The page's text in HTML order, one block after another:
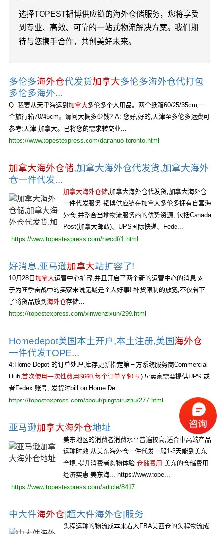
选择TOPEST韬博供应链的海外仓储服务，您将享受
到专业、高效、可靠的一站式物流解决方案。我们期
待与您携手合作，共创美好未来。
多伦多海外仓代发货加拿大多伦多海外仓代打包
多伦多海外...
Q: 我要从天津海运到 加拿大多伦多个人用品。两个纸箱60/25/35cm,一
个旅行箱70/45cm。请问大概多少钱? A: 您好,好的,天津至多伦多运费可
参考:天津-加拿大。已将您的需求转交业...
https://www.topestexpress.com/daifahuo-toronto.html
加拿大海外仓储,加拿大海外仓代发货,加拿大海外
仓一件代发...
加拿大海外仓储,加拿大海外仓代发货,加拿大海外仓
一件代发服务 韬博供应链在加拿大多伦多拥有自营海
外仓,并整合当地物流服务商的优势资源, 包括Canada
Post(加拿大邮政)、UPS国际快递、Fede...
https://www.topestexpress.com/hwcdf/1.html
好消息,亚马逊加拿大站扩容了!
10月28日 加拿大运营中心扩容,并且开启了两个新的运营中心的消息,对
于为旺季奋战中的卖家来说无疑是个大好事! 补货限制的放宽,不仅省下
了将货品放到 海外仓存储...
https://topestexpress.com/xinwenzixun/299.html
Homedepot美国本土开户,本土注册,美国海外仓
一件代发TOPE...
4:Home Depot 的订单处理,库存更新指定第三方系统服务商Commercial
Hub,首次使用一次性费用$660,每个订单￥$0.5 ) 5:卖家需要提供UPS 或
者Fedex 账号, 发货时bill on Home De...
https://topestexpress.com/about/pingtairuzhu/277.html
亚马逊加拿大海外仓地址
美东地区的消费者消费水平普遍较高,适合中高端产品
运输时效 从美东海外仓一件代发一般1-3天能到美东
全境,提升消费者购物体验 仓储费用 美东的仓储费用
经济实惠 美东海... https://www.tope...
https://www.topestexpress.com/article/8417
中大件海外仓 |超大件海外仓|服务
头程运输的物流成本来看入FBA美西仓的头程物流成